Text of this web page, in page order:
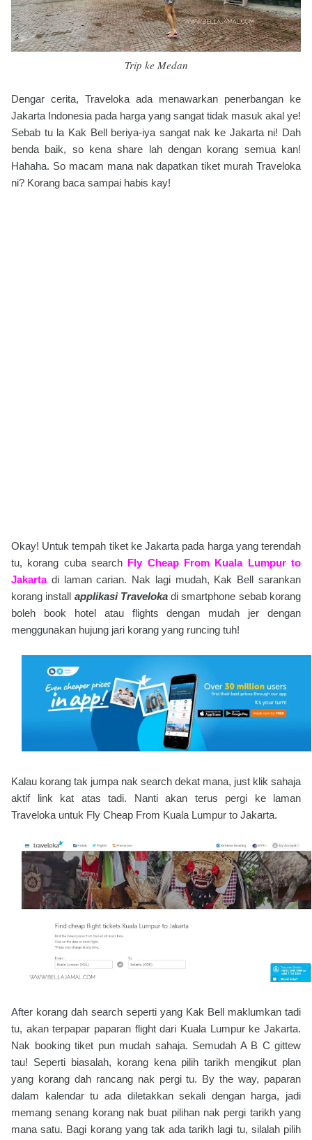
Trip ke Medan
Dengar cerita, Traveloka ada menawarkan penerbangan ke
Jakarta Indonesia pada harga yang sangat tidak masuk akal ye!
Sebab tu la Kak Bell beriya-iya sangat nak ke Jakarta ni! Dah
benda baik, so kena share lah dengan korang semua kan!
Hahaha. So macam mana nak dapatkan tiket murah Traveloka
ni? Korang baca sampai habis kay!
Okay! Untuk tempah tiket ke Jakarta pada harga yang terendah
tu, korang cuba search Fly Cheap From Kuala Lumpur to
Jakartadi laman carian. Nak lagi mudah, Kak Bell sarankan
korang install applikasi Travelokadi smartphone sebab korang
boleh book hotel atau flights dengan mudah jer dengan
menggunakan hujung jari korang yang runcing tuh!
Kalau korang tak jumpa nak search dekat mana, just klik sahaja
aktif link kat atas tadi. Nanti akan terus pergi ke laman
Traveloka untuk Fly Cheap From Kuala Lumpur to Jakarta.
After korang dah search seperti yang Kak Bell maklumkan tadi
tu, akan terpapar paparan flight dari Kuala Lumpur ke Jakarta.
Nak booking tiket pun mudah sahaja. Semudah A B C gittew
tau! Seperti biasalah, korang kena pilih tarikh mengikut plan
yang korang dah rancang nak pergi tu. By the way, paparan
dalam kalendar tu ada diletakkan sekali dengan harga, jadi
memang senang korang nak buat pilihan nak pergi tarikh yang
mana satu. Bagi korang yang tak ada tarikh lagi tu, silalah pilih